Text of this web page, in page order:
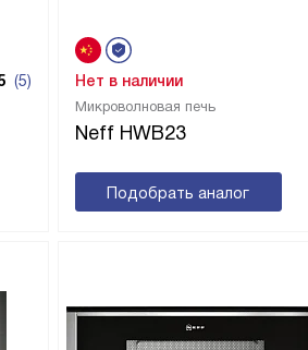
(5)
Микроволновая печь
Neff HWB23
Нет в наличии
Подобрать аналог